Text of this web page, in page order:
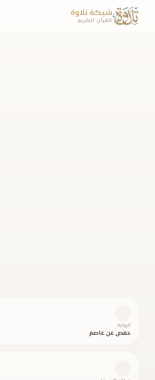
شبكة تلاوة
للقرآن الكريم
الرواية
حفص عن عاصم